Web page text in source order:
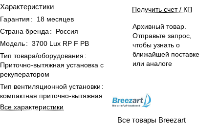
Характеристики
Гарантия :
18 месяцев
Страна бренда :
Россия
Модель: 3700 Lux RP F PB
Тип товара/оборудования :
Приточно-вытяжная установка с
рекуператором
Тип вентиляционной установки :
компактная приточно-вытяжная
Все характеристики
Получить счет / КП
Архивный товар.
Отправьте запрос,
чтобы узнать о
ближайшей поставке
или аналоге
Все товары Breezart